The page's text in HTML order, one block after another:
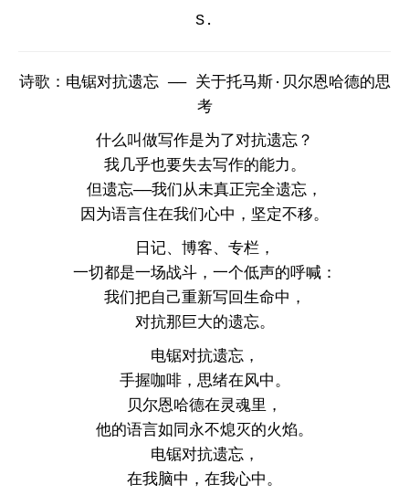
S.
诗歌：电锯对抗遗忘 —— 关于托马斯·贝尔恩哈德的思
考
什么叫做写作是为了对抗遗忘？
我几乎也要失去写作的能力。
但遗忘——我们从未真正完全遗忘，
因为语言住在我们心中，坚定不移。
日记、博客、专栏，
一切都是一场战斗，一个低声的呼喊：
我们把自己重新写回生命中，
对抗那巨大的遗忘。
电锯对抗遗忘，
手握咖啡，思绪在风中。
贝尔恩哈德在灵魂里，
他的语言如同永不熄灭的火焰。
电锯对抗遗忘，
在我脑中，在我心中。